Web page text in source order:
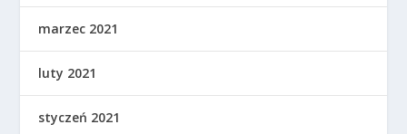
marzec 2021
luty 2021
styczeń 2021